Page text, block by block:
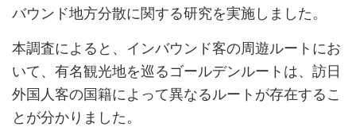
バウンド地方分散に関する研究を実施しました。
本調査によると、インバウンド客の周遊ルートにお
いて、有名観光地を巡るゴールデンルートは、訪日
外国人客の国籍によって異なるルートが存在するこ
とが分かりました。